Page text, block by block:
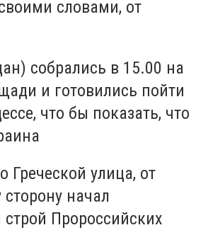
словами, от
собрались в 15.00 на
и готовились пойти
что бы показать, что
Греческой улица, от
начал
Пророссийских